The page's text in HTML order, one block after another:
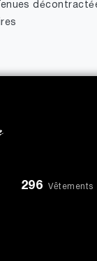
296 Vêtements